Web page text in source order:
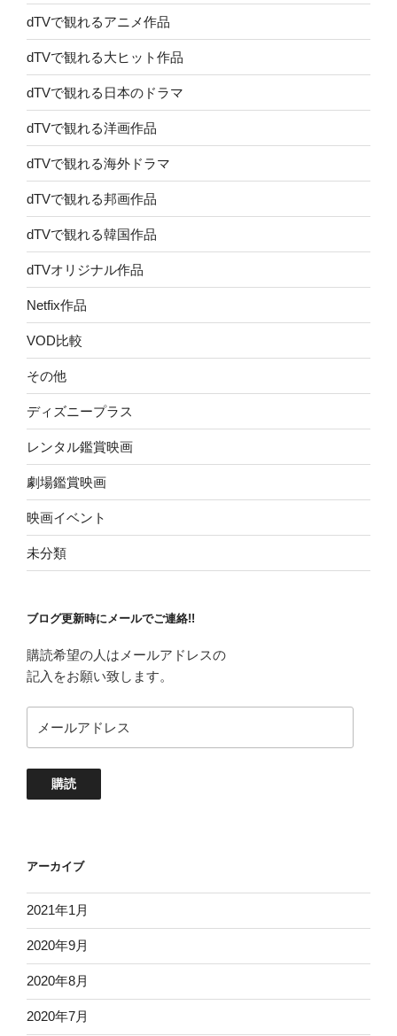
dTVで観れるアニメ作品
dTVで観れる大ヒット作品
dTVで観れる日本のドラマ
dTVで観れる洋画作品
dTVで観れる海外ドラマ
dTVで観れる邦画作品
dTVで観れる韓国作品
dTVオリジナル作品
Netfix作品
VOD比較
その他
ディズニープラス
レンタル鑑賞映画
劇場鑑賞映画
映画イベント
未分類
ブログ更新時にメールでご連絡!!
購読希望の人はメールアドレスの
記入をお願い致します。
ー
ド
購読
アーカイブ
2021年1月
2020年9月
2020年8月
2020年7月